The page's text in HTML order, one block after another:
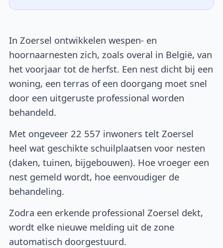
In Zoersel ontwikkelen wespen- en
hoornaarnesten zich, zoals overal in België, van
het voorjaar tot de herfst. Een nest dicht bij een
woning, een terras of een doorgang moet snel
door een uitgeruste professional worden
behandeld.
Met ongeveer 22 557 inwoners telt Zoersel
heel wat geschikte schuilplaatsen voor nesten
(daken, tuinen, bijgebouwen). Hoe vroeger een
nest gemeld wordt, hoe eenvoudiger de
behandeling.
Zodra een erkende professional Zoersel dekt,
wordt elke nieuwe melding uit de zone
automatisch doorgestuurd.